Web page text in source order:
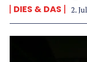
DIES & DAS 2.